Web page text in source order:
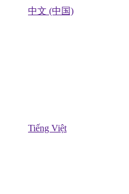
中文 (中国)
Tiếng Việt